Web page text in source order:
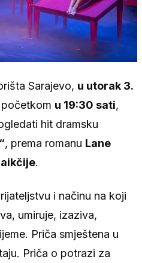
Sarajevo, u utorak 3.
u 19:30 sati,
hit dramsku
, prema romanu Lane
.
i načinu na koji
umiruje, izaziva,
Priča smještena u
Priča o potrazi za